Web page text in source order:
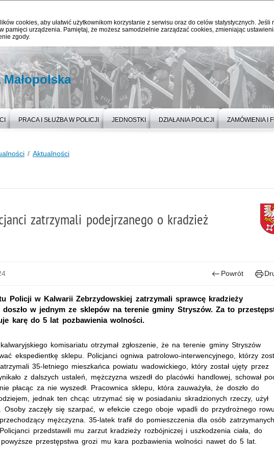
cookies, aby ułatwić użytkownikom korzystanie z serwisu oraz do celów statystycznych.
pamięci urządzenia. Pamiętaj, że możesz samodzielnie zarządzać cookies, zmieniając
zgody.
PRACA I SŁUŻBA W POLICJI JEDNOSTKI DZIAŁANIA POLICJI ZAMÓWIENIA I
Aktualności
zatrzymali podejrzanego o kradzież
Powrót
Policji w Kalwarii Zebrzydowskiej zatrzymali sprawcę kradzieży
w jednym ze sklepów na terenie gminy Stryszów. Za to
karę do 5 lat pozbawienia wolności.
komisariatu otrzymał zgłoszenie, że na terenie gminy Stryszów
ekspedientkę sklepu. Policjanci ogniwa patrolowo-interwencyjnego, którzy
35-letniego mieszkańca powiatu wadowickiego, który został ujęty przez
z dalszych ustaleń, mężczyzna wszedł do placówki handlowej, schował
płacąc za nie wyszedł. Pracownica sklepu, która zauważyła, że doszło do
jednak ten chcąc utrzymać się w posiadaniu skradzionych rzeczy, użył
Osoby zaczęły się szarpać, w efekcie czego oboje wpadli do przydrożnego
mężczyzna. 35-latek trafił do pomieszczenia dla osób
przedstawili mu zarzut kradzieży rozbójniczej i uszkodzenia ciała, do
przestępstwa grozi mu kara pozbawienia wolności nawet do 5 lat.